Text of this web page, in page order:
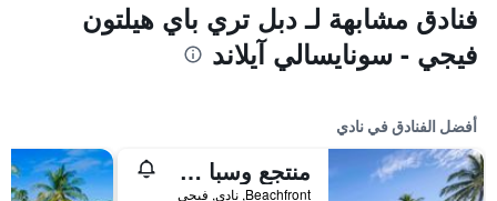
فنادق مشابهة لـ دبل تري باي هيلتون
فيجي - سونايسالي آيلاند
أفضل الفنادق في نادي
منتجع وسبا سوفيتل فيجي
Beachfront, نادي, فيجي